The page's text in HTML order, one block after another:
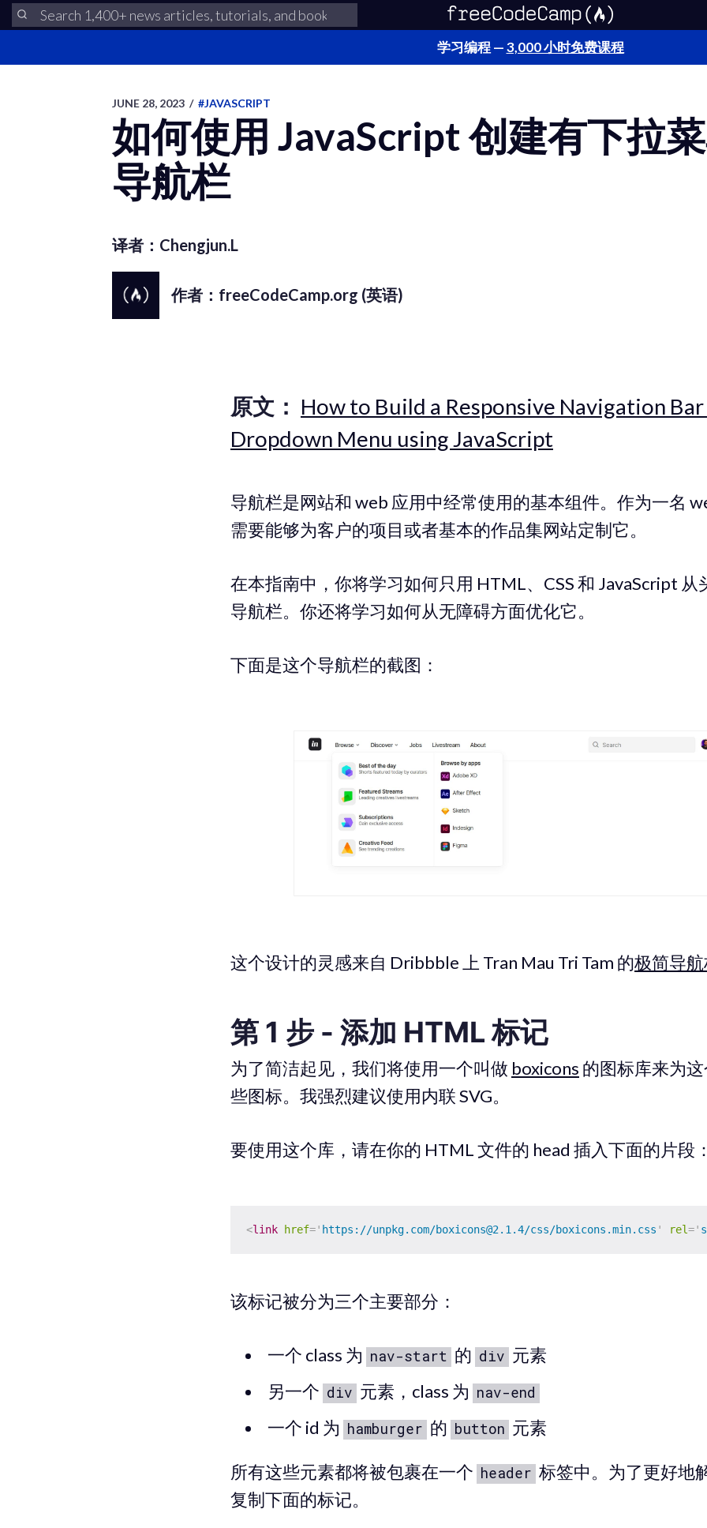
学习编程 —3,000 小时免费课程
JUNE 28, 2023 / #JAVASCRIPT
如何使用 JavaScript 创建有下拉
导航栏
译者：Chengjun.L
作者：freeCodeCamp.org (英语)
原文： How to Build a Responsive Navigation
Dropdown Menu using JavaScript
导航栏是网站和 web 应用中经常使用的基本组件。作为一名
需要能够为客户的项目或者基本的作品集网站定制它。
在本指南中，你将学习如何只用 HTML、CSS 和 JavaScript 从
导航栏。你还将学习如何从无障碍方面优化它。
下面是这个导航栏的截图：
这个设计的灵感来自 Dribbble 上 Tran Mau Tri Tam 的极简导
第 1 步 - 添加 HTML 标记
为了简洁起见，我们将使用一个叫做 boxicons 的图标库来为
些图标。我强烈建议使用内联 SVG。
要使用这个库，请在你的 HTML 文件的 head 插入下面的片段
<link href=' https://unpkg.com/boxicons@2.1.4/css/boxicons.min.css ' rel='
该标记被分为三个主要部分：
一个 class 为 nav-start 的 div 元素
另一个 div 元素，class 为 nav-end
一个 id 为 hamburger 的 button 元素
所有这些元素都将被包裹在一个 header 标签中。为了更好地
复制下面的标记。